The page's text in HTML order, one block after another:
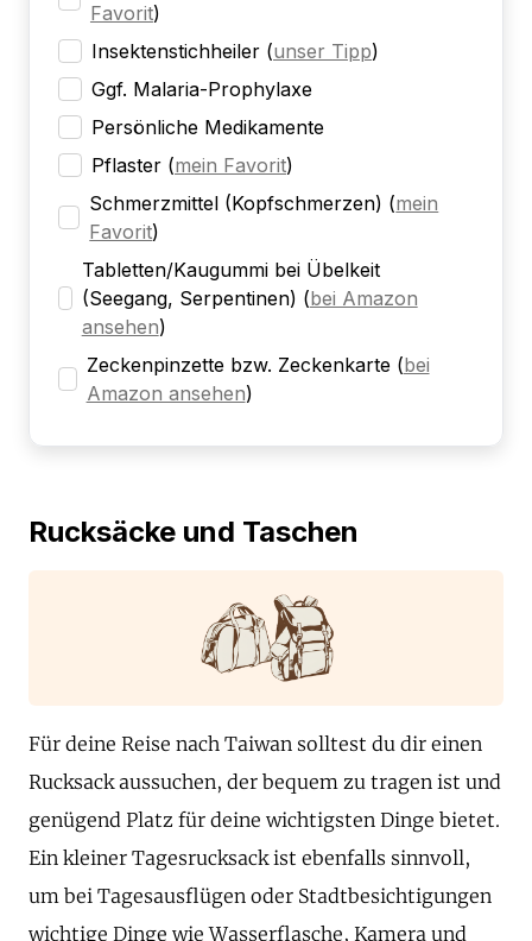
Favorit)
Insektenstichheiler (unser Tipp)
Ggf. Malaria-Prophylaxe
Persönliche Medikamente
Pflaster (mein Favorit)
Schmerzmittel (Kopfschmerzen) (mein
Favorit)
Tabletten/Kaugummi bei Übelkeit
(Seegang, Serpentinen) (bei Amazon
ansehen)
Zeckenpinzette bzw. Zeckenkarte (bei
Amazon ansehen)
Rucksäcke und Taschen
Für deine Reise nach Taiwan solltest du dir einen
Rucksack aussuchen, der bequem zu tragen ist und
genügend Platz für deine wichtigsten Dinge bietet.
Ein kleiner Tagesrucksack ist ebenfalls sinnvoll,
um bei Tagesausflügen oder Stadtbesichtigungen
wichtige Dinge wie Wasserflasche, Kamera und